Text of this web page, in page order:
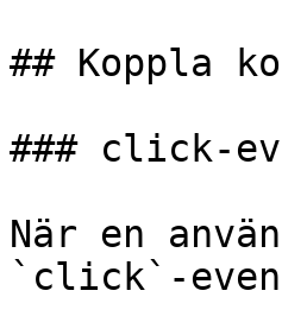
## Koppla
### click-
När en
`click`-